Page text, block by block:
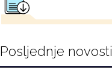
Posljednje novosti